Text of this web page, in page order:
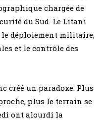
chargée de
du Sud. Le Litani
le déploiement militaire,
et le contrôle des
créé un paradoxe. Plus
plus le terrain se
ont alourdi la